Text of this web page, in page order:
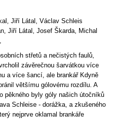
Jiří Látal, Václav Schleis
Jiří Látal, Josef Škarda, Michal
střetů a nečistých faulů,
závěrečnou šarvátkou více
a více šancí, ale brankář Kdyně
většímu gólovému rozdílu. A
pěkného byly góly našich útočníků
Schleise - dorážka, a zkušeného
nejprve oklamal brankáře